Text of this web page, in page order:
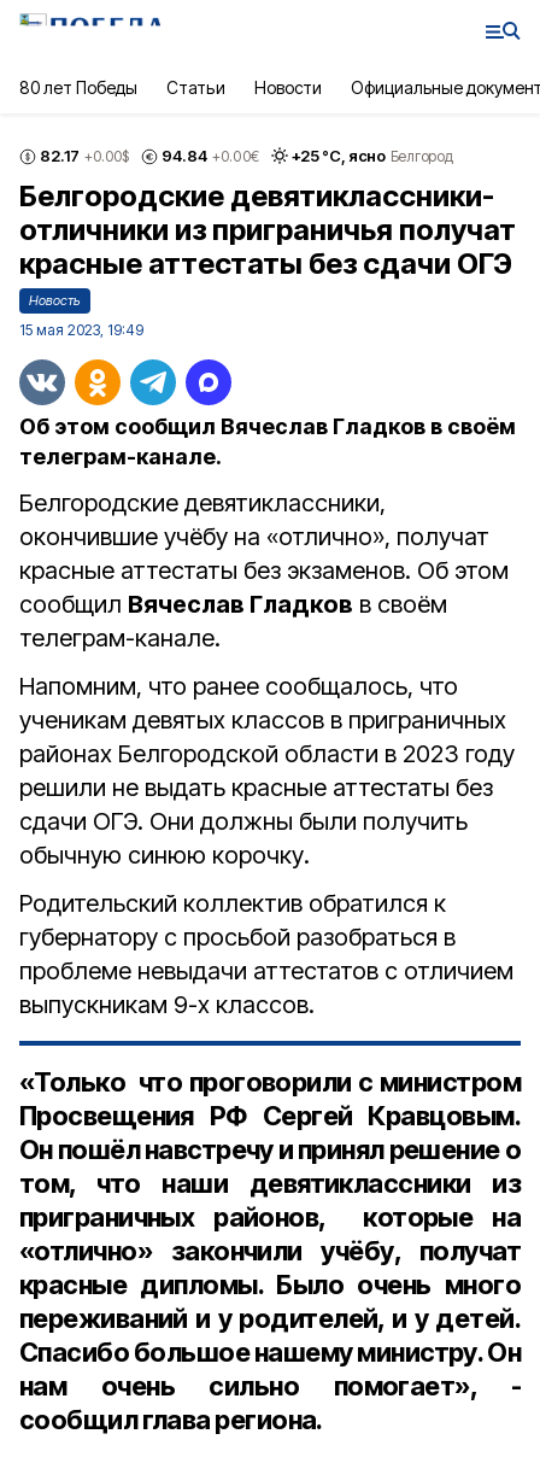
80 лет Победы Статьи Новости Официальные
82.17 +0.00$ 94.84 +0.00€ +25°С, ясно Белгород
Белгородские девятиклассники-
отличники из приграничья получат
красные аттестаты без сдачи ОГЭ
Новость
15 мая 2023, 19:49
Об этом сообщил Вячеслав Гладков в своём
телеграм-канале.
Белгородские девятиклассники,
окончившие учёбу на «отлично», получат
красные аттестаты без экзаменов. Об этом
сообщил Вячеслав Гладков в своём
телеграм-канале.
Напомним, что ранее сообщалось, что
ученикам девятых классов в приграничных
районах Белгородской области в 2023 году
решили не выдать красные аттестаты без
сдачи ОГЭ. Они должны были получить
обычную синюю корочку.
Родительский коллектив обратился к
губернатору с просьбой разобраться в
проблеме невыдачи аттестатов с отличием
выпускникам 9-х классов.
«Только что проговорили с министром
Просвещения РФ Сергей Кравцовым.
Он пошёл навстречу и принял решение о
том, что наши девятиклассники из
приграничных районов, которые на
«отлично» закончили учёбу, получат
красные дипломы. Было очень много
переживаний и у родителей, и у детей.
Спасибо большое нашему министру. Он
нам очень сильно помогает», -
сообщил глава региона.